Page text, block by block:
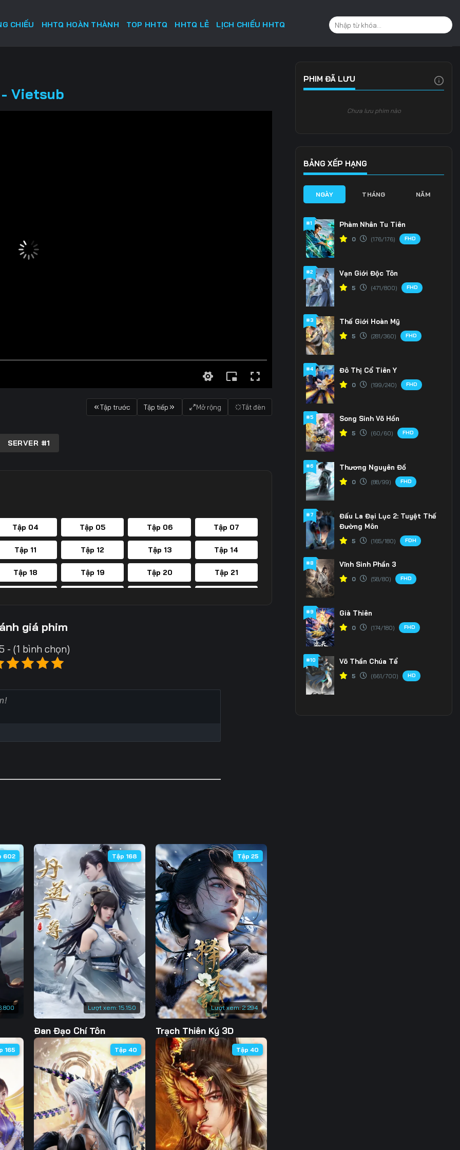
CHIẾU HHTQ HOÀN THÀNH TOP HHTQ HHTQ LẺ LỊCH CHIẾU HHTQ
- Vietsub
Tập trước Tập tiếp Mở rộng Tắt đèn
SERVER #1
Tập 04 Tập 05 Tập 06 Tập 07
Tập 11 Tập 12 Tập 13 Tập 14
Tập 18 Tập 19 Tập 20 Tập 21
Tập 46
Tập 102 Tập 103 Tập 104 Tập 105
Tập 109 Tập 110 Tập 111 Tập 112
Tập 116 Tập 117 Tập 118 Tập 119
Tập 123 Tập 124 Tập 125 Tập 126
Tập 130 Tập 131 Tập 132 Tập 133
Tập 137 Tập 138 Tập 139 Tập 140
Tập 144 Tập 145 Tập 146 Tập 147
Tập 151 Tập 152 Tập 153 Tập 154
Tập 165 Tập 166 Tập 167 Tập 168
Tập 172 Tập 173 Tập 174 Tập 175
Tập 179 Tập 180 Tập 181 Tập 182
Tập 186 Tập 187 Tập 188 Tập 189
Tập 193 Tập 194 Tập 195 Tập 196
giá phim
- (1 bình chọn)
602
Lượt xem: 15.150
Tập 168
Đan Đạo Chí Tôn
Lượt xem:2.294
Tập 25
Trạch Thiên Ký 3D
165 Tập 40 Tập 40
PHIM ĐÃ LƯU
Chưa lưu phim nào
BẢNG XẾP HẠNG
NGÀY THÁNG NĂM
#1 Phàm Nhân Tu Tiên
0 (176/176) FHD
#2 Vạn Giới Độc Tôn
5 (471/800) FHD
#3 Thế Giới Hoàn Mỹ
5 (281/360) FHD
#4 Đô Thị Cổ Tiên Y
0 (199/240) FHD
#5 Song Sinh Võ Hồn
5 (60/60) FHD
#6 Thương Nguyên Đồ
0 (88/99) FHD
#7
Đấu La Đại Lục 2: Tuyệt Thế
Đường Môn
5 (165/180) FDH
#8 Vĩnh Sinh Phần 3
0 (58/80) FHD
#9 Già Thiên
0 (174/180) FHD
#10 Võ Thần Chúa Tể
5 (661/700) HD